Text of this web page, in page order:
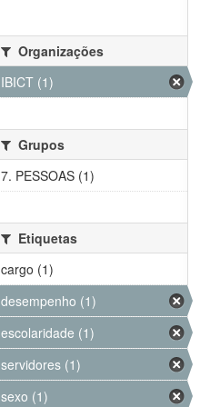
Organizações
IBICT (1)
Grupos
7. PESSOAS (1)
Etiquetas
cargo (1)
desempenho (1)
escolaridade (1)
servidores (1)
sexo (1)